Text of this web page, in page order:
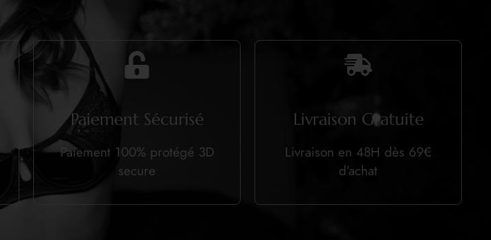
Paiement Sécurisé
Paiement 100% protégé 3D
secure
Livraison Gratuite
Livraison en 48H dès 69€
d’achat